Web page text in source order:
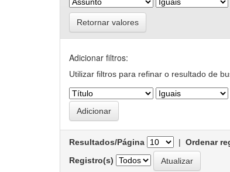
Retornar valores
Adicionar filtros:
Utilizar filtros para refinar o resultado de
Resultados/Página | Ordenar
Registro(s)